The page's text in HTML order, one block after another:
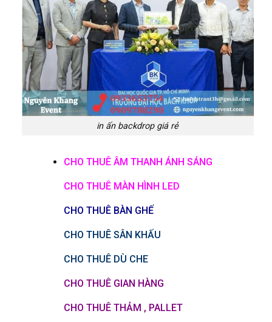
in ấn backdrop giá rẻ
CHO THUÊ ÂM THANH ÁNH SÁNG
CHO THUÊ MÀN HÌNH LED
CHO THUÊ BÀN GHẾ
CHO THUÊ SÂN KHẤU
CHO THUÊ DÙ CHE
CHO THUÊ GIAN HÀNG
CHO THUÊ THẢM , PALLET